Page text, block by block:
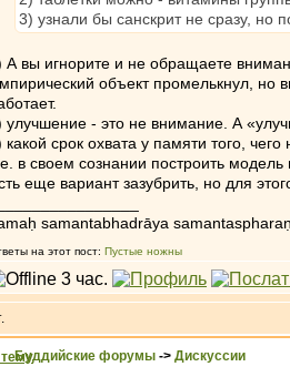
3) узнали бы санскрит не сразу, но
А вы игнорите и не обращаете
объект промелькнул, но
улучшение - это не внимание. А
какой срок охвата у памяти того,
в своем сознании построить
еще вариант зазубрить, но для
samantabhadrāya
на этот пост: Пустые ножны
Буддийские форумы -> Дискуссии